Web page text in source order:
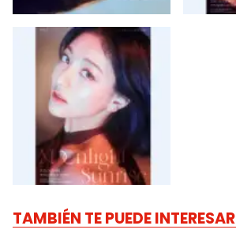
TAMBIÉN TE PUEDE INTERESAR